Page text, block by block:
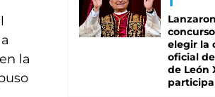
la
elegir la
oficial
de León